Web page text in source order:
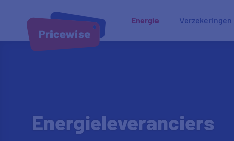
Energie Verzekeringen
Energieleveranciers